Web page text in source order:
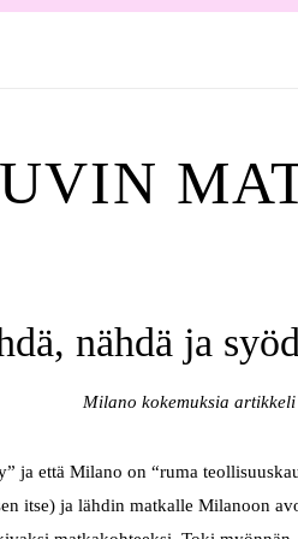
nähdä ja
Milano kokemuksia
ja että Milano on “ruma
itse) ja lähdin matkalle Milanoon